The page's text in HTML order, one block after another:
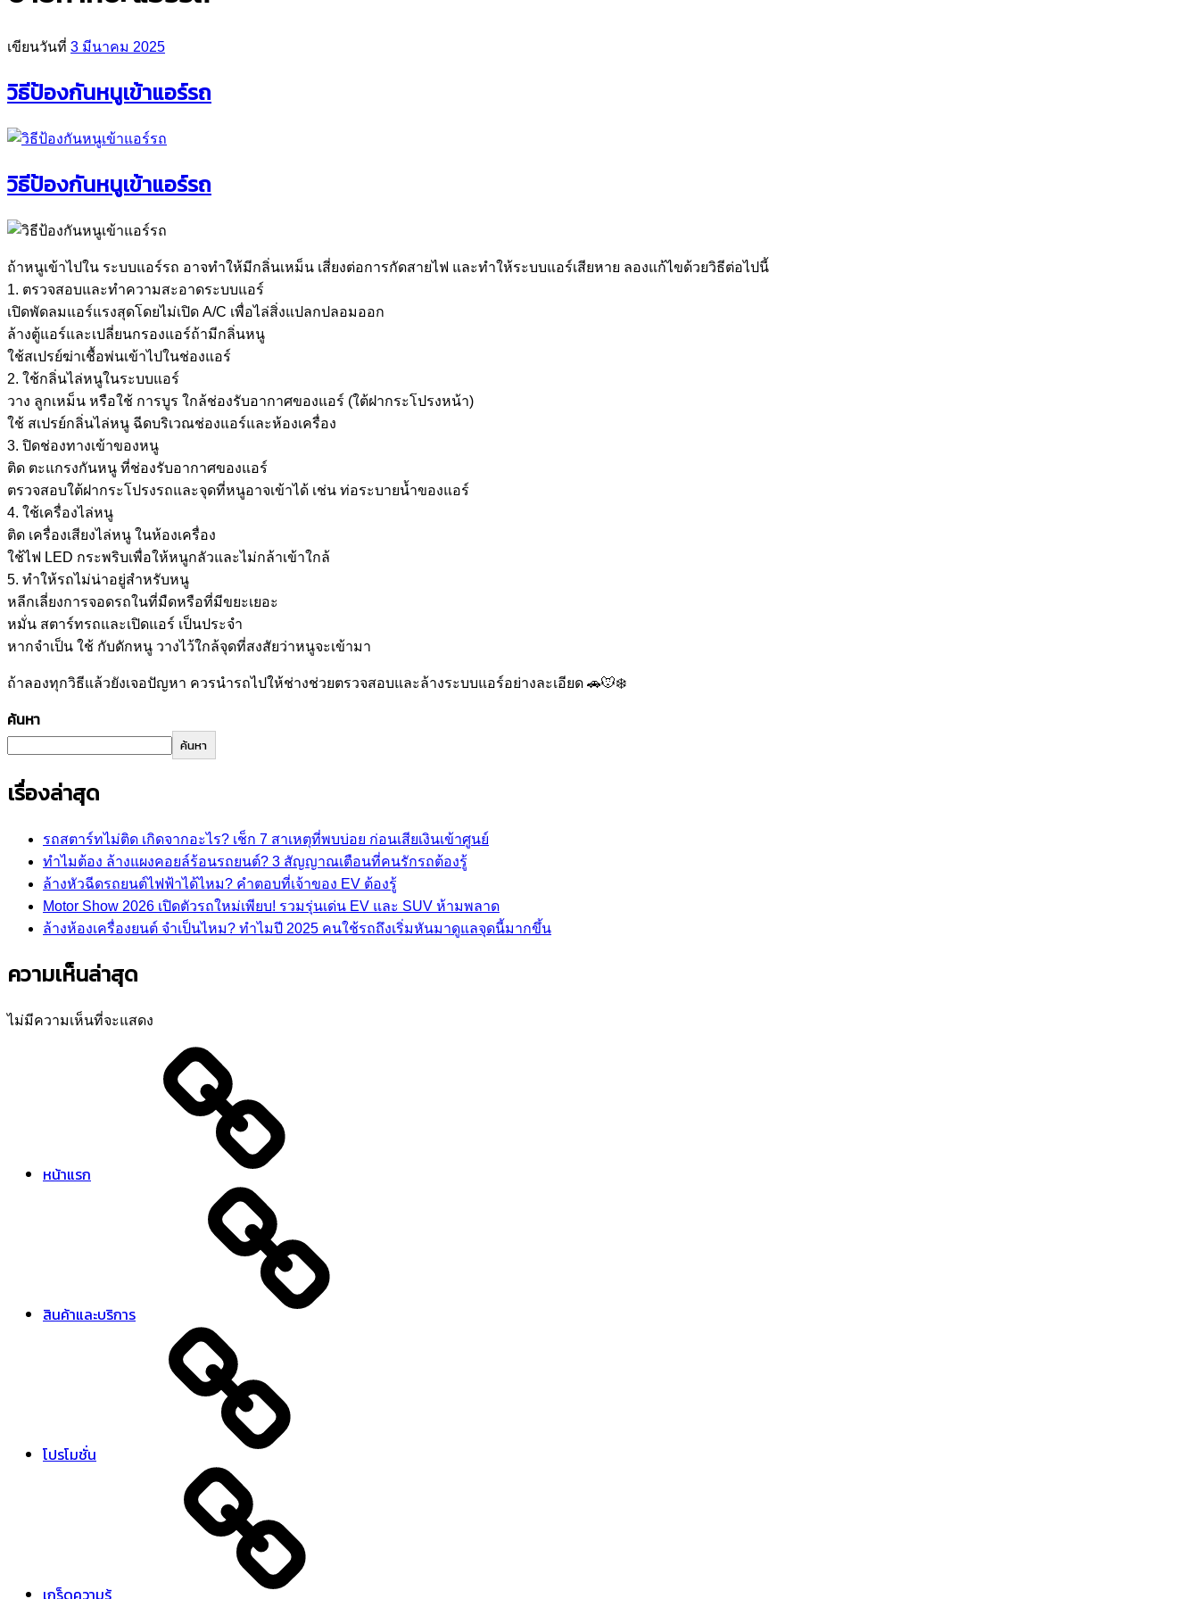
เขียนวันที่ 3 มีนาคม 2025
วิธีป้องกันหนูเข้าแอร์รถ
วิธีป้องกันหนูเข้าแอร์รถ
ถ้าหนูเข้าไปใน ระบบแอร์รถ อาจทำให้มีกลิ่นเหม็น เสี่ยงต่อการกัดสายไฟ และทำให้ระบบแอร์เสียหาย ลองแก้ไขด้วยวิธีต่อไปนี้
1. ตรวจสอบและทำความสะอาดระบบแอร์
เปิดพัดลมแอร์แรงสุดโดยไม่เปิด A/C เพื่อไล่สิ่งแปลกปลอมออก
ล้างตู้แอร์และเปลี่ยนกรองแอร์ถ้ามีกลิ่นหนู
ใช้สเปรย์ฆ่าเชื้อพ่นเข้าไปในช่องแอร์
2. ใช้กลิ่นไล่หนูในระบบแอร์
วาง ลูกเหม็น หรือใช้ การบูร ใกล้ช่องรับอากาศของแอร์ (ใต้ฝากระโปรงหน้า)
ใช้ สเปรย์กลิ่นไล่หนู ฉีดบริเวณช่องแอร์และห้องเครื่อง
3. ปิดช่องทางเข้าของหนู
ติด ตะแกรงกันหนู ที่ช่องรับอากาศของแอร์
ตรวจสอบใต้ฝากระโปรงรถและจุดที่หนูอาจเข้าได้ เช่น ท่อระบายน้ำของแอร์
4. ใช้เครื่องไล่หนู
ติด เครื่องเสียงไล่หนู ในห้องเครื่อง
ใช้ไฟ LED กระพริบเพื่อให้หนูกลัวและไม่กล้าเข้าใกล้
5. ทำให้รถไม่น่าอยู่สำหรับหนู
หลีกเลี่ยงการจอดรถในที่มืดหรือที่มีขยะเยอะ
หมั่น สตาร์ทรถและเปิดแอร์ เป็นประจำ
หากจำเป็น ใช้ กับดักหนู วางไว้ใกล้จุดที่สงสัยว่าหนูจะเข้ามา
ถ้าลองทุกวิธีแล้วยังเจอปัญหา ควรนำรถไปให้ช่างช่วยตรวจสอบและล้างระบบแอร์อย่างละเอียด 🚗🐭❄️
ค้นหา
ค้นหา
เรื่องล่าสุด
รถสตาร์ทไม่ติด เกิดจากอะไร? เช็ก 7 สาเหตุที่พบบ่อย ก่อนเสียเงินเข้าศูนย์
ทำไมต้อง ล้างแผงคอยล์ร้อนรถยนต์? 3 สัญญาณเตือนที่คนรักรถต้องรู้
ล้างหัวฉีดรถยนต์ไฟฟ้าได้ไหม? คำตอบที่เจ้าของ EV ต้องรู้
Motor Show 2026 เปิดตัวรถใหม่เพียบ! รวมรุ่นเด่น EV และ SUV ห้ามพลาด
ล้างห้องเครื่องยนต์ จำเป็นไหม? ทำไมปี 2025 คนใช้รถถึงเริ่มหันมาดูแลจุดนี้มากขึ้น
ความเห็นล่าสุด
ไม่มีความเห็นที่จะแสดง
หน้าแรก
สินค้าและบริการ
โปรโมชั่น
เกร็ดความรู้